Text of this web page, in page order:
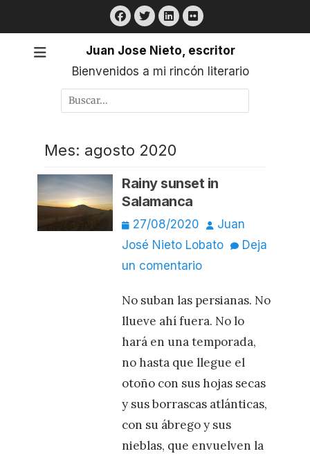
al
contenido
Facebook
Twitter
LinkedIn
Flickr
Juan Jose Nieto, escritor
Bienvenidos a mi rincón literario
Buscar
Mes: agosto 2020
Rainy sunset in
Salamanca
Publicado
el
27/08/2020 Autor
Juan
José Nieto Lobato
Deja
un comentario
No suban las persianas. No
llueve ahí fuera. No lo
hará en una temporada,
no hasta que llegue el
otoño con sus hojas secas
y sus borrascas atlánticas,
con su ábrego y sus
nieblas, que envuelven la